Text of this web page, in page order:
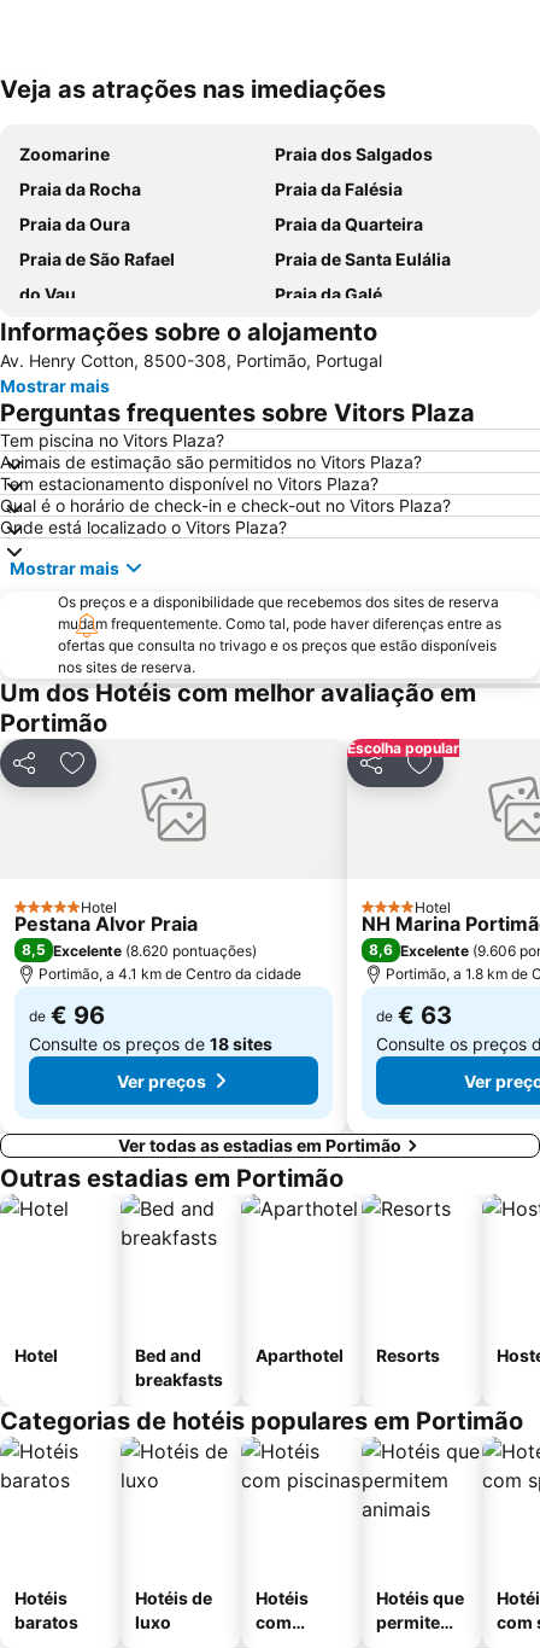
Ampliar mapa
Veja as atrações nas imediações
Zoomarine
Praia dos Salgados
Praia da Rocha
Praia da Falésia
Praia da Oura
Praia da Quarteira
Praia de São Rafael
Praia de Santa Eulália
do Vau
Praia da Galé
slide & splash
Praia dos Pescadores
Autodrómo Internacional Algarve
Vilamoura Marina
Carvalhal
Balaia Golf Village
de Armação de Pera
Meia Praia
Aldeia das Açoteias
Praia da Zambujeira do Mar
Praia de Odeceixe
Montechoro
De Vilamoura
Marina de Portimão
Olhos de Água
Praia da Arrifana
Inatel Beach
Marina de Albufeira
AlgarveShopping
Praia Dona Ana
Do Alvor
Ferreiras
Baiona Beach
do Monte Clérigo
Areias de São João
Praia do Burgau
Sesmarias
Paderne
Praia Maria Luísa
Vale De Parra
Informações sobre o alojamento
Av. Henry Cotton, 8500-308, Portimão, Portugal
Mostrar mais
Perguntas frequentes sobre Vitors Plaza
Tem piscina no Vitors Plaza?
Animais de estimação são permitidos no Vitors Plaza?
Tem estacionamento disponível no Vitors Plaza?
Qual é o horário de check-in e check-out no Vitors Plaza?
Onde está localizado o Vitors Plaza?
Mostrar mais
Os preços e a disponibilidade que recebemos dos sites de reserva
mudam frequentemente. Como tal, pode haver diferenças entre as
ofertas que consulta no trivago e os preços que estão disponíveis
nos sites de reserva.
Um dos Hotéis com melhor avaliação em
Portimão
PartilharAdicionar aos favoritos
5 EstrelasHotel
Pestana Alvor Praia
8,5 Excelente (8.620 pontuações)
Portimão, a 4.1 km de Centro da cidade
de € 96
Consulte os preços de 18 sites
Ver preços
Escolha popular
PartilharAdicionar
4 Estrelas
Hotel
NH Marina
8,6 Excelente (9.606
Portimão, a 1.8 km de
de € 63
Consulte os preços
Ver
Ver todas as estadias em Portimão
Outras estadias em Portimão
Hotel
Bed and
breakfasts
Aparthotel Resorts
Categorias de hotéis populares em Portimão
Hotéis
baratos
Hotéis de
luxo
Hotéis
com
Hotéis que
permitem
com